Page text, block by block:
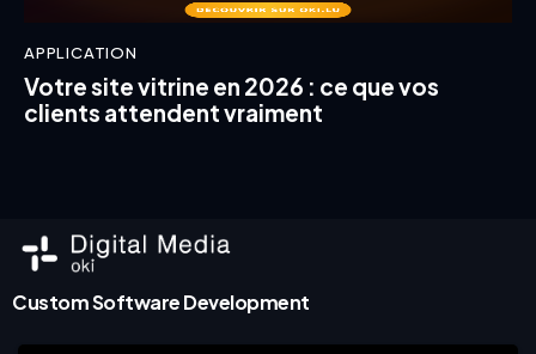
APPLICATION
Votre site vitrine en 2026 : ce que vos
clients attendent vraiment
Custom Software Development